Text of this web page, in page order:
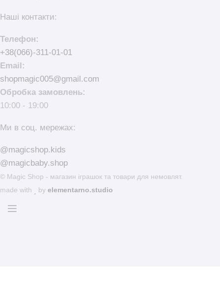
Наші контакти:
Телефон:
+38(066)-311-01-01
Email:
shopmagic005@gmail.com
Обробка замовлень:
10:00 - 19:00
Ми в соц. мережах:
@magicshop.kids
@magicbaby.shop
© Magic Shop - магазин іграшок та товари для немовлят.
made with
by elementarno.studio